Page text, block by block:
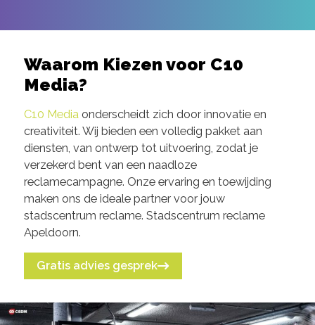
Waarom Kiezen voor C10
Media?
C10 Mediaonderscheidt zich door innovatie en
creativiteit. Wij bieden een volledig pakket aan
diensten, van ontwerp tot uitvoering, zodat je
verzekerd bent van een naadloze
reclamecampagne. Onze ervaring en toewijding
maken ons de ideale partner voor jouw
stadscentrum reclame. Stadscentrum reclame
Apeldoorn.
Gratis advies gesprek